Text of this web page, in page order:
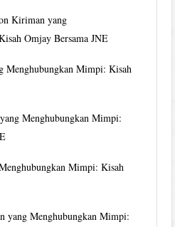
Kiriman yang
Omjay Bersama JNE
Menghubungkan Mimpi: Kisah
Menghubungkan Mimpi:
Mimpi: Kisah
yang Menghubungkan Mimpi: